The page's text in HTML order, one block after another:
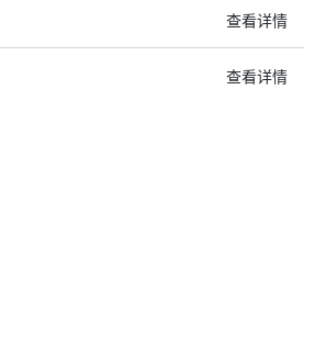
查看详情
查看详情